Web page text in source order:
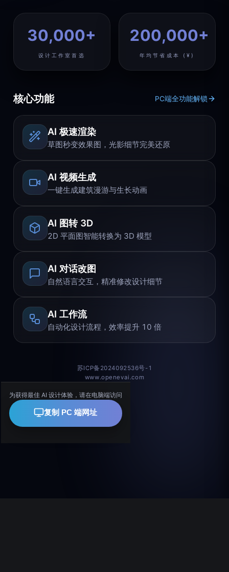
30,000+
设计工作室首选
200,000+
年均节省成本 (¥)
核心功能 PC端全功能解锁
AI 极速渲染
草图秒变效果图，光影细节完美还原
AI 视频生成
一键生成建筑漫游与生长动画
AI 图转 3D
2D 平面图智能转换为 3D 模型
AI 对话改图
自然语言交互，精准修改设计细节
AI 工作流
自动化设计流程，效率提升 10 倍
苏ICP备2024092536号-1
www.openevai.com
为获得最佳 AI 设计体验，请在电脑端访问
复制 PC 端网址